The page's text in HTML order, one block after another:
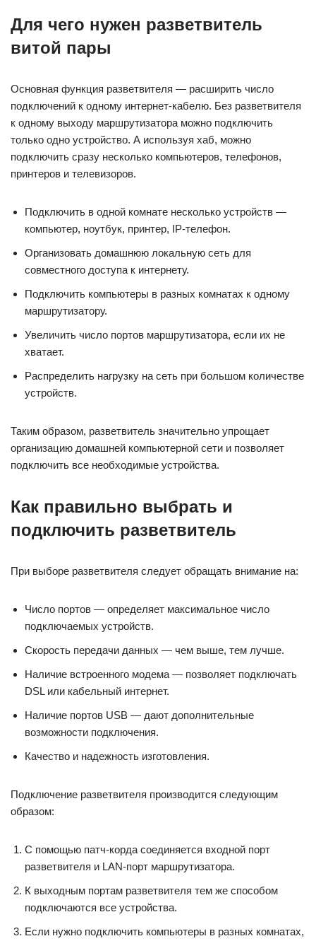
Для чего нужен разветвитель
витой пары
Основная функция разветвителя — расширить число
подключений к одному интернет-кабелю. Без разветвителя
к одному выходу маршрутизатора можно подключить
только одно устройство. А используя хаб, можно
подключить сразу несколько компьютеров, телефонов,
принтеров и телевизоров.
Подключить в одной комнате несколько устройств —
компьютер, ноутбук, принтер, IP-телефон.
Организовать домашнюю локальную сеть для
совместного доступа к интернету.
Подключить компьютеры в разных комнатах к одному
маршрутизатору.
Увеличить число портов маршрутизатора, если их не
хватает.
Распределить нагрузку на сеть при большом количестве
устройств.
Таким образом, разветвитель значительно упрощает
организацию домашней компьютерной сети и позволяет
подключить все необходимые устройства.
Как правильно выбрать и
подключить разветвитель
При выборе разветвителя следует обращать внимание на:
Число портов — определяет максимальное число
подключаемых устройств.
Скорость передачи данных — чем выше, тем лучше.
Наличие встроенного модема — позволяет подключать
DSL или кабельный интернет.
Наличие портов USB — дают дополнительные
возможности подключения.
Качество и надежность изготовления.
Подключение разветвителя производится следующим
образом:
С помощью патч-корда соединяется входной порт
разветвителя и LAN-порт маршрутизатора.
К выходным портам разветвителя тем же способом
подключаются все устройства.
Если нужно подключить компьютеры в разных комнатах,